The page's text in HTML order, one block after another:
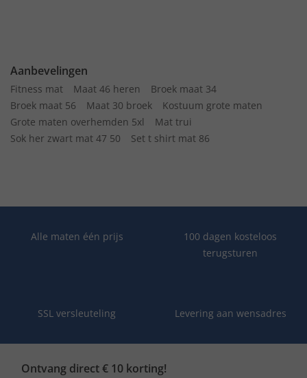
Aanbevelingen
Fitness mat Maat 46 heren
Broek maat 34
Broek maat 56
Maat 30 broek
Kostuum grote maten
Grote maten overhemden 5xl
Mat trui
Sok her zwart mat 47 50
Set t shirt mat 86
Alle maten één prijs
100 dagen kosteloos
terugsturen
SSL versleuteling Levering aan wensadres
Ontvang direct € 10 korting!